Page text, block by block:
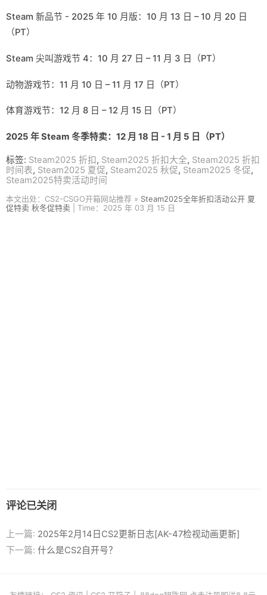
Steam 新品节 - 2025 年 10 月版：10 月 13 日 – 10 月 20 日
（PT）
Steam 尖叫游戏节 4：10 月 27 日 – 11 月 3 日（PT）
动物游戏节：11 月 10 日 – 11 月 17 日（PT）
体育游戏节：12 月 8 日 – 12 月 15 日（PT）
2025 年 Steam 冬季特卖：12 月 18 日 - 1 月 5 日（PT）
标签: Steam2025 折扣, Steam2025 折扣大全, Steam2025 折扣
时间表, Steam2025 夏促, Steam2025 秋促, Steam2025 冬促,
Steam2025特卖活动时间
本文出处：CS2-CSGO开箱网站推荐 » Steam2025全年折扣活动公开 夏
促特卖 秋冬促特卖 | Time：2025 年 03 月 15 日
评论已关闭
上一篇: 2025年2月14日CS2更新日志[AK-47检视动画更新]
下一篇: 什么是CS2自开号？